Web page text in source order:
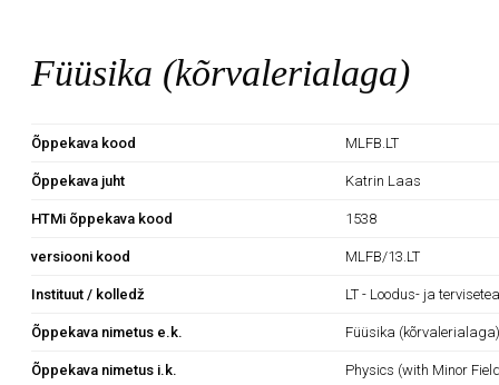
Füüsika (kõrvalerialaga)
Õppekava kood MLFB.LT
Õppekava juht Katrin Laas
HTMi õppekava kood 1538
versiooni kood MLFB/13.LT
Instituut / kolledž LT - Loodus- ja
Õppekava nimetus e.k. Füüsika
Õppekava nimetus i.k. Physics (with Minor